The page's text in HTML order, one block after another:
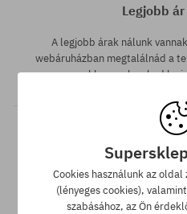
Legjobb
A legjobb árak nálunk
webáruházban megtalálnád a
akkor csak neked
Cookies használunk az
(lényeges cookies),
szabásához, az Ön